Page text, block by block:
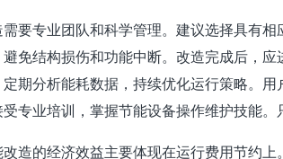
要专业团队和科学管理。建议选择具有
免结构损伤和功能中断。改造完成后，
期分析能耗数据，持续优化运行策略。
专业培训，掌握节能设备操作维护技能
造的经济效益主要体现在运行费用节约